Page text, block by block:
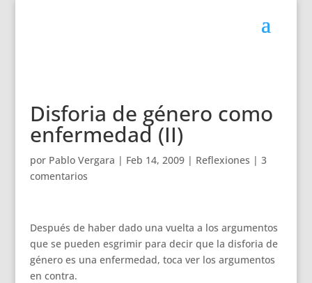
Disforia de género como
enfermedad (II)
por Pablo Vergara | Feb 14, 2009| Reflexiones | 3
comentarios
Después de haber dado una vuelta a los argumentos
que se pueden esgrimir para decir que la disforia de
género es una enfermedad, toca ver los argumentos
en contra.